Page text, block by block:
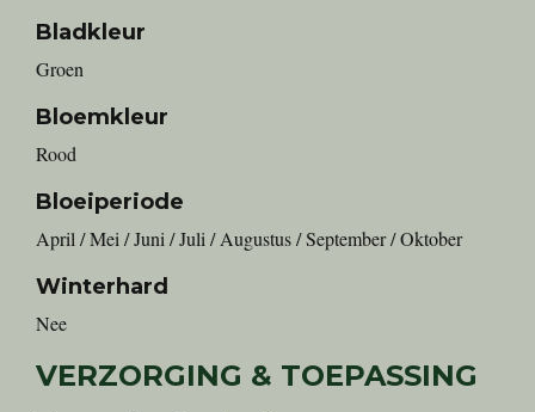
Bladkleur
Groen
Bloemkleur
Rood
Bloeiperiode
April / Mei / Juni / Juli / Augustus / September / Oktober
Winterhard
Nee
VERZORGING & TOEPASSING